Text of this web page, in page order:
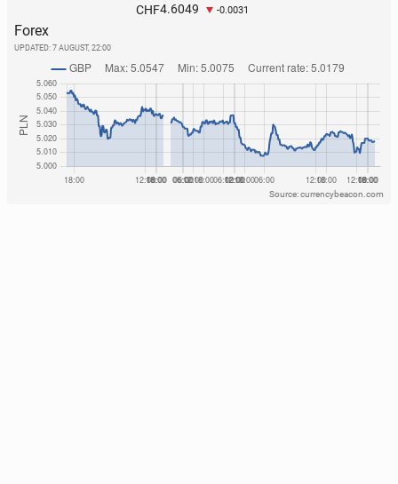
CHF4.6049 -0.0031
Forex
UPDATED: 7 AUGUST, 22:00
Source: currencybeacon.com